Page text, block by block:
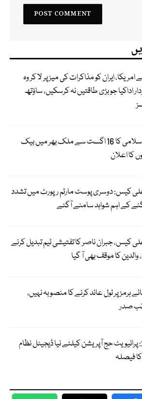
امریکا، ایران کو مذاکرات کی میز پر لا کر وہ
اداکیا جو بڑی طاقتیں نہ کرسکیں، ساؤتھ
جماعت اسلامی کا 16 اگست سے ملک بھر میں بیک
کا اعلان
کیس: دوسری پوسٹ مارٹم رپورٹ میں تشدد
کے اہم شواہد سامنے آگئے
کیس، جبران ناصر کا تفتیشی ٹیم تبدیل کرنے
والدین کا موقف بھی آ گیا
ہرمز پر ٹول عائد کرنے کا منصوبہ نہیں،
صدر
حج 2027: پرائیویٹ حج آپریشن کیلئے نیا ڈیجیٹل نظام
فیصلہ